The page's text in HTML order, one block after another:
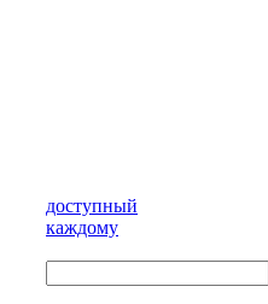
доступный
каждому